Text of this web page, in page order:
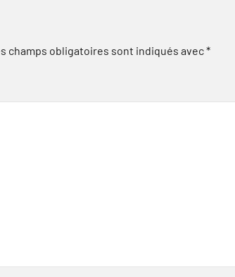
champs obligatoires sont indiqués avec*